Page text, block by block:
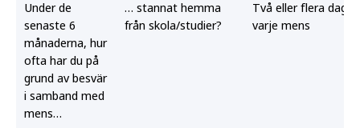
Under de
senaste 6
månaderna, hur
ofta har du på
grund av besvär
i samband med
mens…
… stannat hemma
från skola/studier?
Två eller flera dagar
varje mens